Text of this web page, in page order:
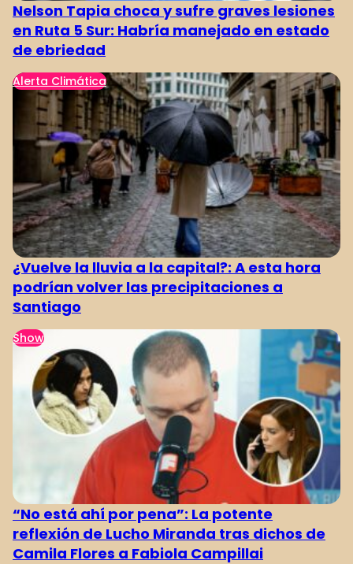
Nelson Tapia choca y sufre graves lesiones
en Ruta 5 Sur: Habría manejado en estado
de ebriedad
Alerta Climática
¿Vuelve la lluvia a la capital?: A esta hora
podrían volver las precipitaciones a
Santiago
Show
“No está ahí por pena”: La potente
reflexión de Lucho Miranda tras dichos de
Camila Flores a Fabiola Campillai